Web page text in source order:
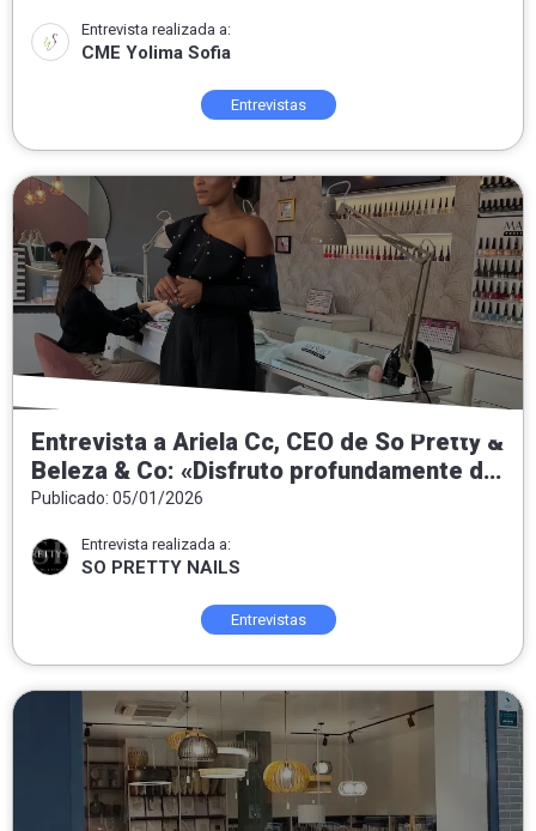
orientada al bienestar real»
Entrevista realizada a:
CME Yolima Sofia
Entrevistas
Entrevista a Ariela Cc, CEO de So Pretty &
Beleza & Co: «Disfruto profundamente de
entregar felicidad a las personas que
Publicado: 05/01/2026
Entrevista realizada a:
SO PRETTY NAILS
Entrevistas